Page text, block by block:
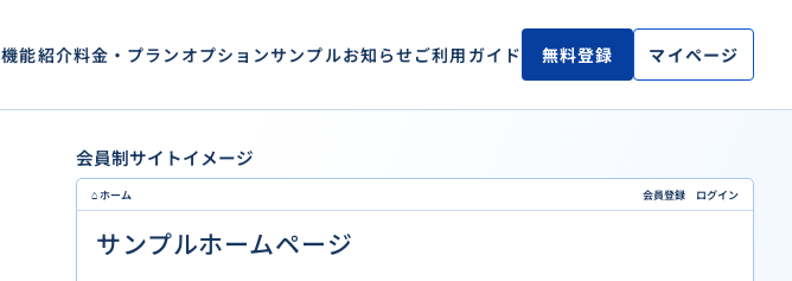
機能紹介料金・プラン オプションサンプルお知らせ ご利用ガイド 無料登録 マイページ
会員制サイトイメージ
⌂ ホーム 会員登録 ログイン
サンプルホームページ